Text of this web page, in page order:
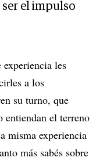
ser el impulso
experiencia les
a los
su turno, que
entiendan el terreno
misma experiencia
más sabés sobre